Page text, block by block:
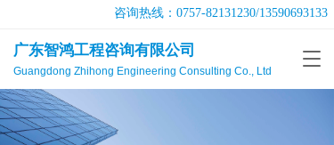
广东智鸿工程咨询有限公司
Guangdong Zhihong Engineering Consulting Co., Ltd
咨询热线： 0757-82131230/13590693133
T
g